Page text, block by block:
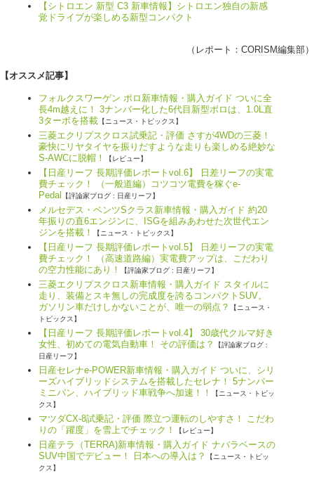
【シトロエン 新型 C3 新車情報】シトロエン独自の新感
覚ドライブが楽しめる新型コンパクト
（レポート： CORISM編集部）
【オススメ記事】
フォルクスワーゲン ポロ新車情報・購入ガイド ついに全
長4m越えに！ 3ナンバー化した6代目新型ポロは、1.0L直
3ターボを搭載 【ニュース・トピックス】
三菱エクリプスクロス試乗記・評価 さすが4WDの三菱！
豪快にリヤタイヤを振りだすような走りも楽しめる絶妙な
S-AWCに脱帽！
【レビュー】
【日産リーフ 長期評価レポートvol.6】 日差リーフの実電
費チェック！ （一般道編）コツコツ電費を稼ぐe-
Pedal
【評論家ブログ : 日産リーフ】
メルセデス・ベンツSクラス新車情報・購入ガイド 約20
年振りの直6エンジンに、ISGを組みあわせた次世代エン
ジンを搭載！
【ニュース・トピックス】
【日産リーフ 長期評価レポートvol.5】 日差リーフの実電
費チェック！ （高速道路編）実電費アップは、こだわり
の空力性能にあり！
【評論家ブログ : 日産リーフ】
三菱エクリプスクロス新車情報・購入ガイド スタイルに
走り、装備とスキ無しの完成度を誇るコンパクトSUV。
ガソリン車だけしかないことが、唯一の弱点？
【ニュース・
トピックス】
【日産リーフ 長期評価レポートvol.4】 30歳代クルマ好き
女性、初めての電気自動車！ その評価は？
【評論家ブログ :
日産リーフ】
日産セレナe-POWER新車情報・購入ガイド ついに、シリ
ーズハイブリッドシステムを搭載したセレナ！ 5ナンバー
ミニバン、ハイブリッド車戦争へ加速！！
【ニュース・トピッ
クス】
マツダCX-8試乗記・評価 際立つ運転のしやすさ！ こだわ
りの「躍度」を雪上でチェック！
【レビュー】
日産テラ（TERRA)新車情報・購入ガイド ナバラベースの
SUV中国でデビュー！ 日本への導入は？
【ニュース・トピッ
クス】